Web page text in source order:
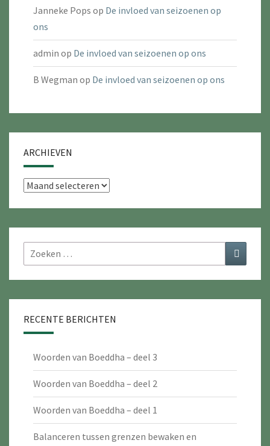
Janneke Pops op De invloed van seizoenen op
ons
admin op De invloed van seizoenen op ons
B Wegman op De invloed van seizoenen op ons
ARCHIEVEN
Archieven
Zoeken
naar:
Zoeken
RECENTE BERICHTEN
Woorden van Boeddha – deel 3
Woorden van Boeddha – deel 2
Woorden van Boeddha – deel 1
Balanceren tussen grenzen bewaken en